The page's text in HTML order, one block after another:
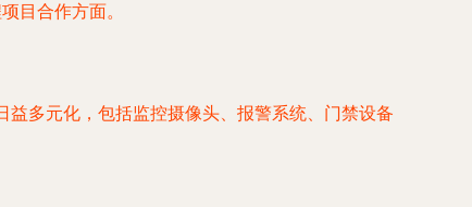
目合作方面。
多元化，包括监控摄像头、报警系统、门禁设备